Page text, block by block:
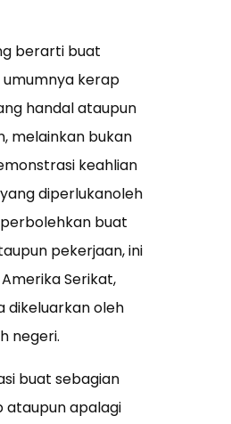
berarti buat
kerap
handal ataupun
melainkan bukan
keahlian
diperlukanoleh
buat
pekerjaan, ini
Serikat,
dikeluarkan oleh
negeri.
buat sebagian
ataupun apalagi